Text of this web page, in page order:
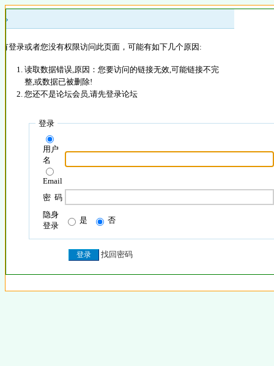
»
登录或者您没有权限访问此页面，可能有如下几个原因:
读取数据错误,原因：您要访问的链接无效,可能链接不完
整,或数据已被删除!
您还不是论坛会员,请先登录论坛
登录
用户
名
Email
密 码
隐身
登录
是 否
找回密码